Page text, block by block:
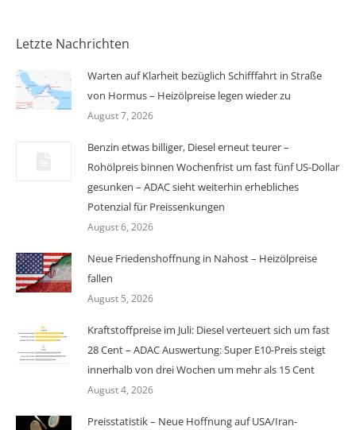
Letzte Nachrichten
Warten auf Klarheit bezüglich Schifffahrt in Straße
von Hormus – Heizölpreise legen wieder zu
August 7, 2026
Benzin etwas billiger, Diesel erneut teurer –
Rohölpreis binnen Wochenfrist um fast fünf US-Dollar
gesunken – ADAC sieht weiterhin erhebliches
Potenzial für Preissenkungen
August 6, 2026
Neue Friedenshoffnung in Nahost – Heizölpreise
fallen
August 5, 2026
Kraftstoffpreise im Juli: Diesel verteuert sich um fast
28 Cent – ADAC Auswertung: Super E10-Preis steigt
innerhalb von drei Wochen um mehr als 15 Cent
August 4, 2026
Preisstatistik – Neue Hoffnung auf USA/Iran-